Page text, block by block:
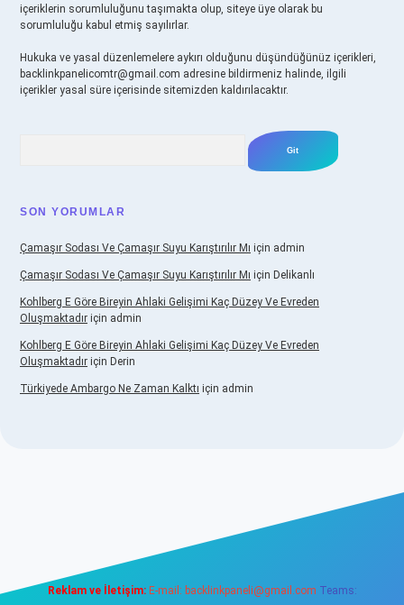
içeriklerin sorumluluğunu taşımakta olup, siteye üye olarak bu
sorumluluğu kabul etmiş sayılırlar.
Hukuka ve yasal düzenlemelere aykırı olduğunu düşündüğünüz içerikleri,
backlinkpanelicomtr@gmail.com adresine bildirmeniz halinde, ilgili
içerikler yasal süre içerisinde sitemizden kaldırılacaktır.
SON YORUMLAR
Çamaşır Sodası Ve Çamaşır Suyu Karıştırılır Mı için admin
Çamaşır Sodası Ve Çamaşır Suyu Karıştırılır Mı için Delikanlı
Kohlberg E Göre Bireyin Ahlaki Gelişimi Kaç Düzey Ve Evreden
Oluşmaktadır için admin
Kohlberg E Göre Bireyin Ahlaki Gelişimi Kaç Düzey Ve Evreden
Oluşmaktadır için Derin
Türkiyede Ambargo Ne Zaman Kalktı için admin
Reklam ve İletişim: E-mail: backlinkpaneli@gmail.com Teams: